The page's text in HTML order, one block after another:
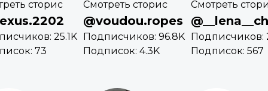
сторис
25.1K
73
Смотреть сторис
@voudou.ropes
Подписчиков: 96.8K
Подписок: 4.3K
Смотреть
Подписчиков:
Подписок: 567